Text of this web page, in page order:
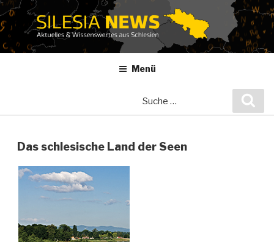
Zum
Inhalt
springen
Menü
Das schlesische Land der Seen